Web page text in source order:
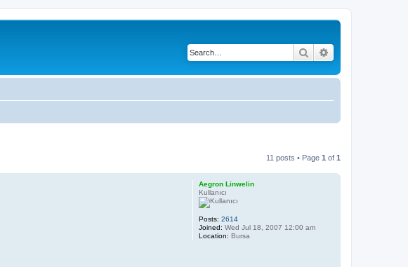
Search
11 posts • Page 1 of 1
Aegron Linwelin
Kullanıcı
Posts: 2614
Joined: Wed Jul 18, 2007 12:00 am
Location: Bursa